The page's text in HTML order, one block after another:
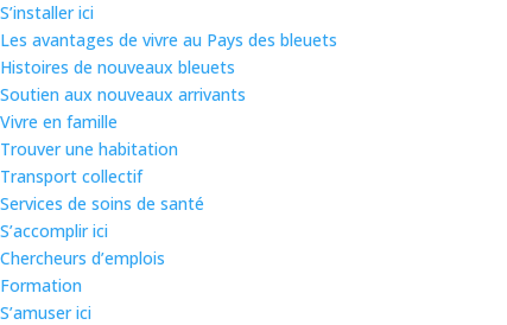
S’installer ici
Les avantages de vivre au Pays des bleuets
Histoires de nouveaux bleuets
Soutien aux nouveaux arrivants
Vivre en famille
Trouver une habitation
Transport collectif
Services de soins de santé
S’accomplir ici
Chercheurs d’emplois
Formation
S’amuser ici